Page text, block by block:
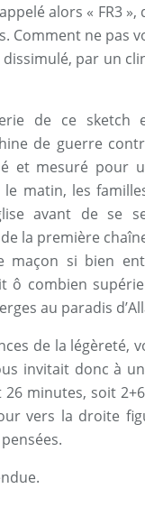
alors « FR3
Comment ne pas
dissimulé, par un
de ce sketch
de guerre
et mesuré pour
matin, les
avant de se
la première
maçon si bien
ô combien
au paradis
de la légèreté,
invitait donc à
26 minutes, soit
vers la droite